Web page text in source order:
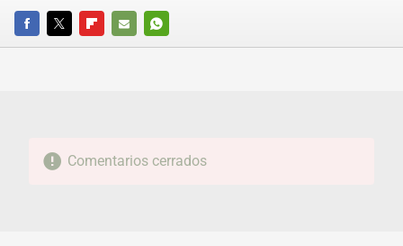
FACEBOOKTWITTERFLIPBOARD
E-
WHATSAPP
Comentarios cerrados